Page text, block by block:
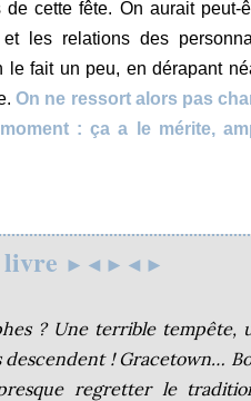
cette fête. On aurait peut-
les relations des
fait un peu, en dérapant
On ne ressort alors pas
: ça a le mérite,
livre ►◄►◄►
? Une terrible tempête,
descendent ! Gracetown…
regretter le